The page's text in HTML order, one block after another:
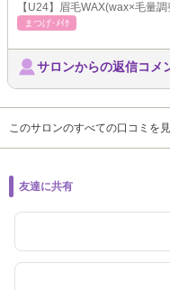
【U24】眉毛WAX(wax×毛量
まつげ･ﾒｲｸ
サロンからの返信コメ
このサロンのすべての口コミを
友達に共有